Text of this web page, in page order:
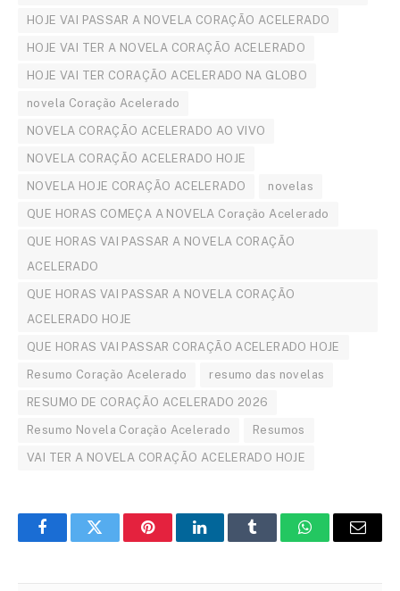
HOJE VAI PASSAR A NOVELA CORAÇÃO ACELERADO
HOJE VAI TER A NOVELA CORAÇÃO ACELERADO
HOJE VAI TER CORAÇÃO ACELERADO NA GLOBO
novela Coração Acelerado
NOVELA CORAÇÃO ACELERADO AO VIVO
NOVELA CORAÇÃO ACELERADO HOJE
NOVELA HOJE CORAÇÃO ACELERADO novelas
QUE HORAS COMEÇA A NOVELA Coração Acelerado
QUE HORAS VAI PASSAR A NOVELA CORAÇÃO
ACELERADO
QUE HORAS VAI PASSAR A NOVELA CORAÇÃO
ACELERADO HOJE
QUE HORAS VAI PASSAR CORAÇÃO ACELERADO HOJE
Resumo Coração Acelerado resumo das novelas
RESUMO DE CORAÇÃO ACELERADO 2026
Resumo Novela Coração Acelerado Resumos
VAI TER A NOVELA CORAÇÃO ACELERADO HOJE
FacebookTwitter PinterestLinkedInTumblr WhatsAppEmail